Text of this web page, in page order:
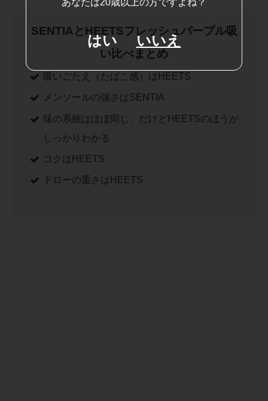
SENTIAとHEETSフレッシュパープル吸
い比べまとめ
吸いごたえ（たばこ感）はHEETS
メンソールの強さはSENTIA
味の系統はほぼ同じ、だけどHEETSのほうが
しっかりわかる
コクはHEETS
ドローの重さはHEETS
あなたは20歳以上の方ですよね？
はい いいえ